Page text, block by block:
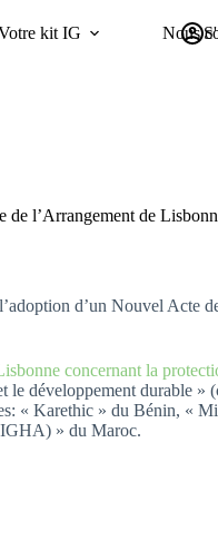
kit IG Nous
de l’Arrangement de
d’un Nouvel Acte
concernant la
développement durable »
« Karethic » du Bénin, «
» du Maroc.